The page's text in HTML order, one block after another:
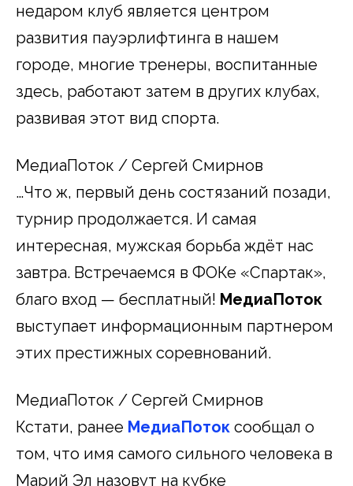
недаром клуб является центром
развития пауэрлифтинга в нашем
городе, многие тренеры, воспитанные
здесь, работают затем в других клубах,
развивая этот вид спорта.
МедиаПоток / Сергей Смирнов
…Что ж, первый день состязаний позади,
турнир продолжается. И самая
интересная, мужская борьба ждёт нас
завтра. Встречаемся в ФОКе «Спартак»,
благо вход — бесплатный! МедиаПоток
выступает информационным партнером
этих престижных соревнований.
МедиаПоток / Сергей Смирнов
Кстати, ранее МедиаПоток сообщал о
том, что имя самого сильного человека в
Марий Эл назовут на кубке